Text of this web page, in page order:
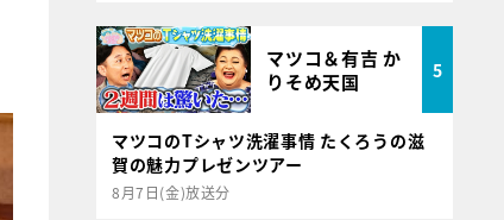
マツコ＆有吉 か
りそめ天国
5
マツコのTシャツ洗濯事情 たくろうの滋
賀の魅力プレゼンツアー
8月7日(金)放送分